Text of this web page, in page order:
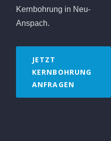
Kernbohrung in Neu-
Anspach.
JETZT
KERNBOHRUNG
ANFRAGEN